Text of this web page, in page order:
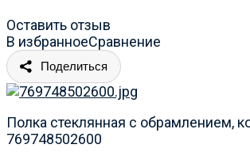
Оставить отзыв
В избранноеСравнение
Поделиться
Полка стеклянная с обрамлением,
769748502600